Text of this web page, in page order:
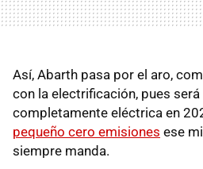
Así, Abarth pasa por el aro,
con la electrificación, pues será
completamente eléctrica en
pequeño cero emisiones ese
siempre manda.